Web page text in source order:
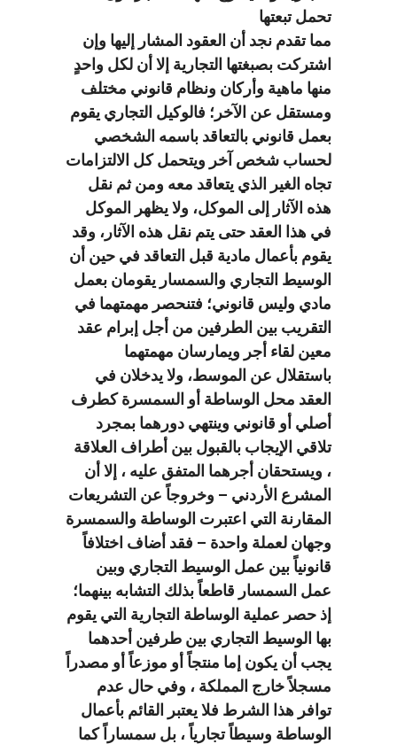
تحمل تبعتها
مما تقدم نجد أن العقود المشار إليها وإن
اشتركت بصبغتها التجارية إلا أن لكل واحدٍ
منها ماهية وأركان ونظام قانوني مختلف
ومستقل عن الآخر؛ فالوكيل التجاري يقوم
بعمل قانوني بالتعاقد باسمه الشخصي
لحساب شخص آخر ويتحمل كل الالتزامات
تجاه الغير الذي يتعاقد معه ومن ثم نقل
هذه الآثار إلى الموكل، ولا يظهر الموكل
في هذا العقد حتى يتم نقل هذه الآثار، وقد
يقوم بأعمال مادية قبل التعاقد في حين أن
الوسيط التجاري والسمسار يقومان بعمل
مادي وليس قانوني؛ فتنحصر مهمتهما في
التقريب بين الطرفين من أجل إبرام عقد
معين لقاء أجر ويمارسان مهمتهما
باستقلال عن الموسط، ولا يدخلان في
العقد محل الوساطة أو السمسرة كطرف
أصلي أو قانوني وينتهي دورهما بمجرد
تلاقي الإيجاب بالقبول بين أطراف العلاقة
، ويستحقان أجرهما المتفق عليه ، إلا أن
المشرع الأردني – وخروجاً عن التشريعات
المقارنة التي اعتبرت الوساطة والسمسرة
وجهان لعملة واحدة – فقد أضاف اختلافاً
قانونياً بين عمل الوسيط التجاري وبين
عمل السمسار قاطعاً بذلك التشابه بينهما؛
إذ حصر عملية الوساطة التجارية التي يقوم
بها الوسيط التجاري بين طرفين أحدهما
يجب أن يكون إما منتجاً أو موزعاً أو مصدراً
مسجلاً خارج المملكة ، وفي حال عدم
توافر هذا الشرط فلا يعتبر القائم بأعمال
الوساطة وسيطاً تجارياً ، بل سمساراً كما